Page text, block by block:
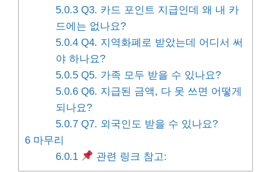
5.0.3 Q3. 카드 포인트 지급인데 왜 내 카
드에는 없나요?
5.0.4 Q4. 지역화폐로 받았는데 어디서 써
야 하나요?
5.0.5 Q5. 가족 모두 받을 수 있나요?
5.0.6 Q6. 지급된 금액, 다 못 쓰면 어떻게
되나요?
5.0.7 Q7. 외국인도 받을 수 있나요?
6 마무리
6.0.1
관련 링크 참고: